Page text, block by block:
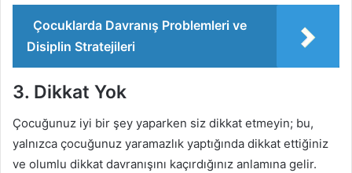
Çocuklarda Davranış Problemleri ve
Disiplin Stratejileri
3. Dikkat Yok
Çocuğunuz iyi bir şey yaparken siz dikkat etmeyin; bu,
yalnızca çocuğunuz yaramazlık yaptığında dikkat ettiğiniz
ve olumlu dikkat davranışını kaçırdığınız anlamına gelir.